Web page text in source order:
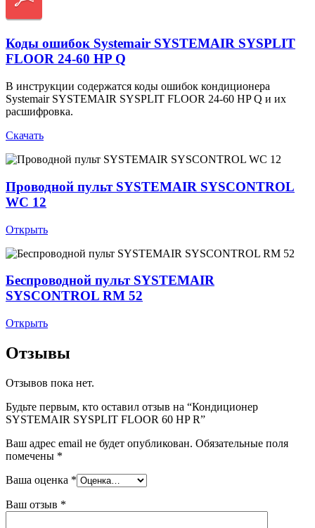
Коды ошибок Systemair SYSTEMAIR SYSPLIT
FLOOR 24-60 HP Q
В инструкции содержатся коды ошибок кондиционера
Systemair SYSTEMAIR SYSPLIT FLOOR 24-60 HP Q и их
расшифровка.
Скачать
Проводной пульт SYSTEMAIR SYSCONTROL
WC 12
Открыть
Беспроводной пульт SYSTEMAIR
SYSCONTROL RM 52
Открыть
Отзывы
Отзывов пока нет.
Будьте первым, кто оставил отзыв на “Кондиционер
SYSTEMAIR SYSPLIT FLOOR 60 HP R”
Ваш адрес email не будет опубликован. Обязательные поля
помечены *
Ваша оценка *
Ваш отзыв *